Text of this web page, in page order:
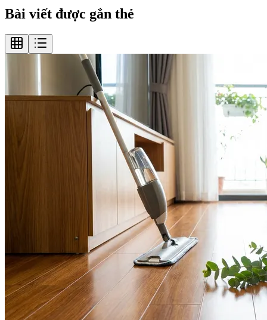
Bài viết được gắn thẻ